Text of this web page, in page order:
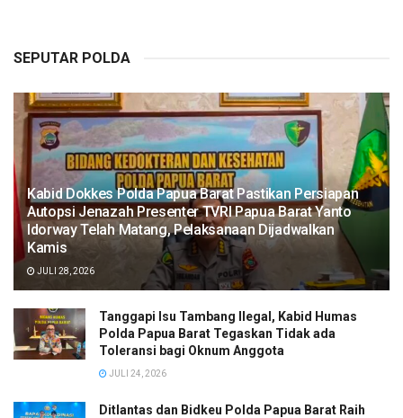
SEPUTAR POLDA
Kabid Dokkes Polda Papua Barat Pastikan Persiapan
Autopsi Jenazah Presenter TVRI Papua Barat Yanto
Idorway Telah Matang, Pelaksanaan Dijadwalkan
Kamis
JULI 28, 2026
Tanggapi Isu Tambang Ilegal, Kabid Humas
Polda Papua Barat Tegaskan Tidak ada
Toleransi bagi Oknum Anggota
JULI 24, 2026
Ditlantas dan Bidkeu Polda Papua Barat Raih